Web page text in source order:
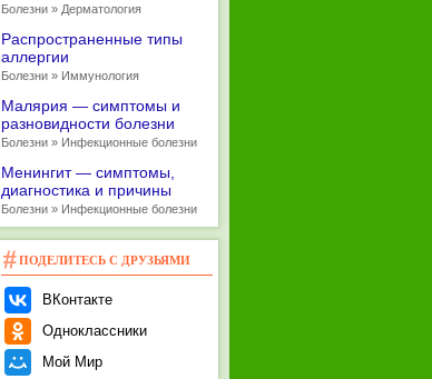
Болезни » Дерматология
Распространенные типы
аллергии
Болезни » Иммунология
Малярия — симптомы и
разновидности болезни
Болезни » Инфекционные болезни
Менингит — симптомы,
диагностика и причины
Болезни » Инфекционные болезни
ПОДЕЛИТЕСЬ С ДРУЗЬЯМИ
ВКонтакте
Одноклассники
Мой Мир